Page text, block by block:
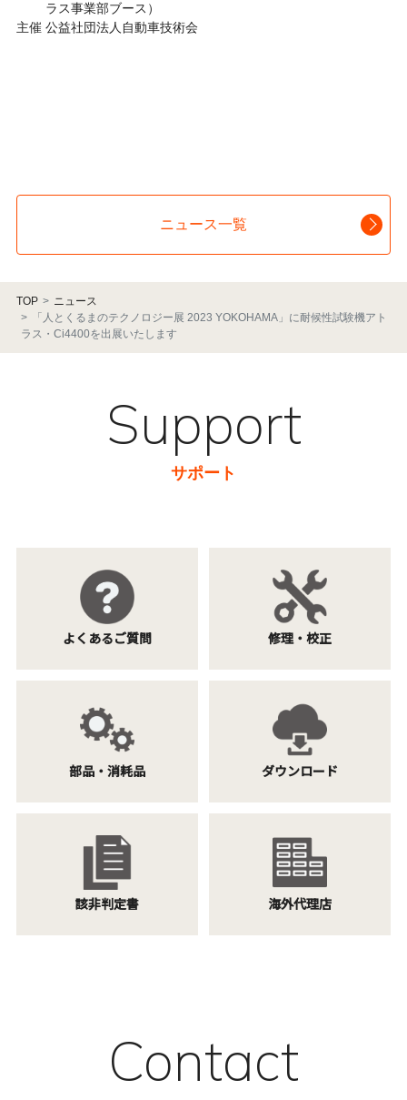
ラス事業部ブース）
主催 公益社団法人自動車技術会
ニュース一覧
TOP
ニュース
「⼈とくるまのテクノロジー展 2023 YOKOHAMA」に耐候性試験機アト
ラス・Ci4400を出展いたします
Support
サポート
よくあるご質問 修理・校正
部品・消耗品 ダウンロード
該非判定書 海外代理店
Contact